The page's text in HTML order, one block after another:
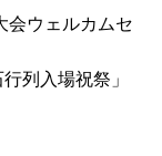
会ウェルカムセ
列入場祝祭」